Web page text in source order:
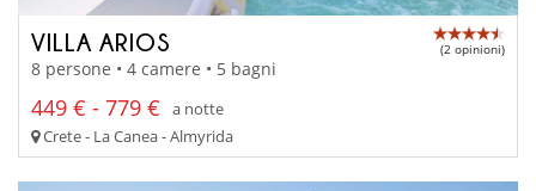
VILLA ARIOS (2 opinioni)
8 persone • 4 camere • 5 bagni
449 € - 779 €
a notte
Crete - La Canea - Almyrida